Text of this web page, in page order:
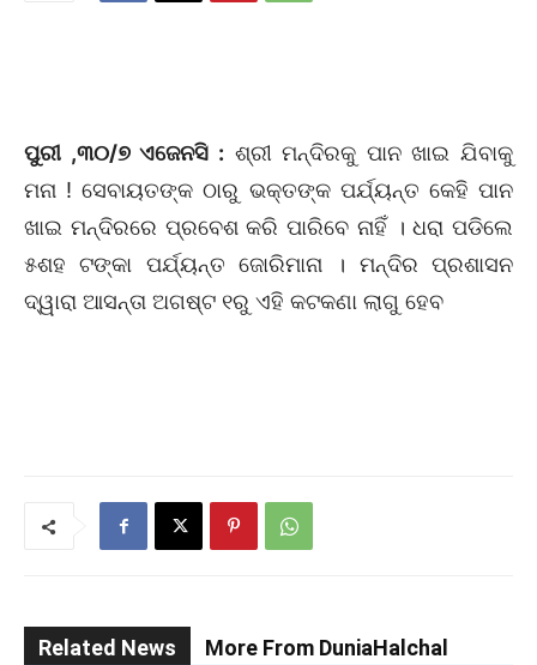
ପୁରୀ ,୩୦/୭ ଏଜେନସି : ଶ୍ରୀ ମନ୍ଦିରକୁ ପାନ ଖାଇ ଯିବାକୁ
ମନା ! ସେବାୟତଙ୍କ ଠାରୁ ଭକ୍ତଙ୍କ ପର୍ଯ୍ୟନ୍ତ କେହି ପାନ
ଖାଇ ମନ୍ଦିରରେ ପ୍ରବେଶ କରି ପାରିବେ ନାହିଁ । ଧରା ପଡିଲେ
୫ଶହ ଟଙ୍କା ପର୍ଯ୍ୟନ୍ତ ଜୋରିମାନା । ମନ୍ଦିର ପ୍ରଶାସନ
ଦ୍ୱାରା ଆସନ୍ତା ଅଗଷ୍ଟ ୧ରୁ ଏହି କଟକଣା ଲାଗୁ ହେବ
Related News More From DuniaHalchal